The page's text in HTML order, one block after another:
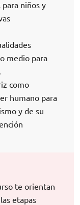
niños y
medio para
como
humano para
y de su
te orientan
etapas